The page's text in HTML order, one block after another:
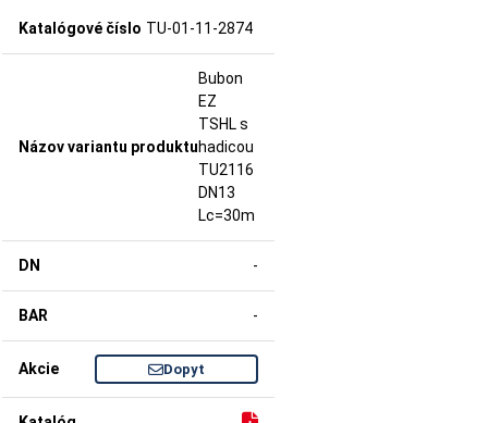
TU-01-11-2874
Bubon
EZ
TSHL s
hadicou
TU2116
DN13
Lc=30m
-
-
Dopyt